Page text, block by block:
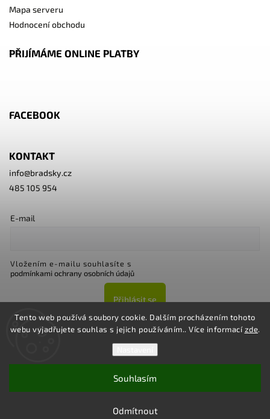
Tento web používá soubory cookie. Dalším procházením tohoto
webu vyjadřujete souhlas s jejich používáním.. Více informacízde.
Odmítnout
Souhlasím
Mapa serveru
Hodnocení obchodu
PŘIJÍMÁME ONLINE PLATBY
FACEBOOK
KONTAKT
info@bradsky.cz
485 105 954
E-mail
Vložením e-mailu souhlasíte s
podmínkami ochrany osobních údajů
Přihlásit se
Shoptet| Design